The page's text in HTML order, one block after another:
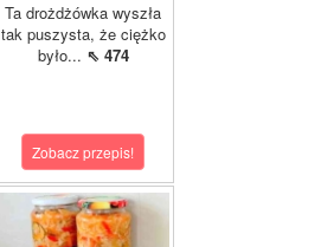
Ta drożdżówka wyszła
tak puszysta, że ciężko
było... ⇖ 474
Zobacz przepis!